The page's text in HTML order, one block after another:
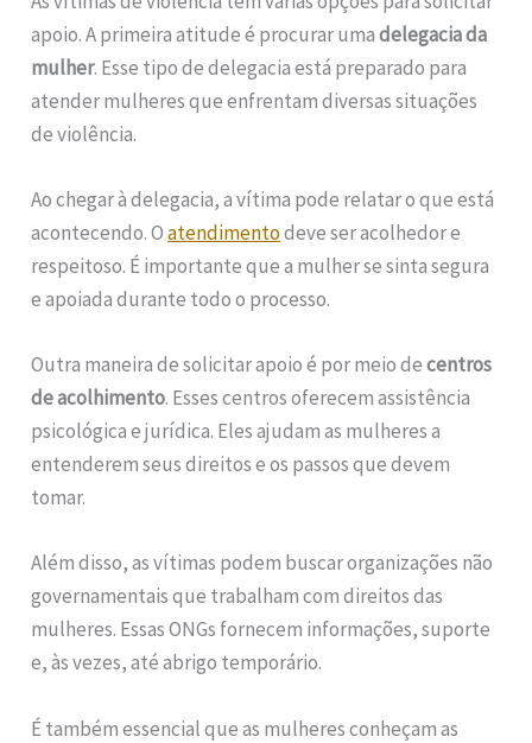
apoio. A primeira atitude é procurar umadelegacia da
mulher. Esse tipo de delegacia está preparado para
atender mulheres que enfrentam diversas situações
de violência.
Ao chegar à delegacia, a vítima pode relatar o que está
acontecendo. Oatendimentodeve ser acolhedor e
respeitoso. É importante que a mulher se sinta segura
e apoiada durante todo o processo.
Outra maneira de solicitar apoio é por meio decentros
de acolhimento. Esses centros oferecem assistência
psicológica e jurídica. Eles ajudam as mulheres a
entenderem seus direitos e os passos que devem
tomar.
Além disso, as vítimas podem buscar organizações não
governamentais que trabalham com direitos das
mulheres. Essas ONGs fornecem informações, suporte
e, às vezes, até abrigo temporário.
É também essencial que as mulheres conheçam as